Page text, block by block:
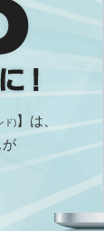
ド)】は、
が